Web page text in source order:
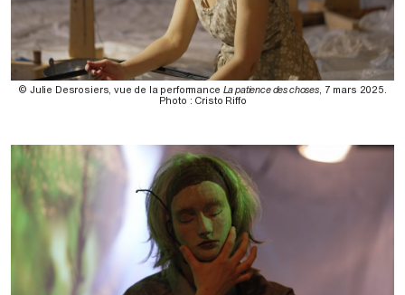
© Julie Desrosiers, vue de la performance La patience des choses , 7 mars 2025.
Photo : Cristo Riffo